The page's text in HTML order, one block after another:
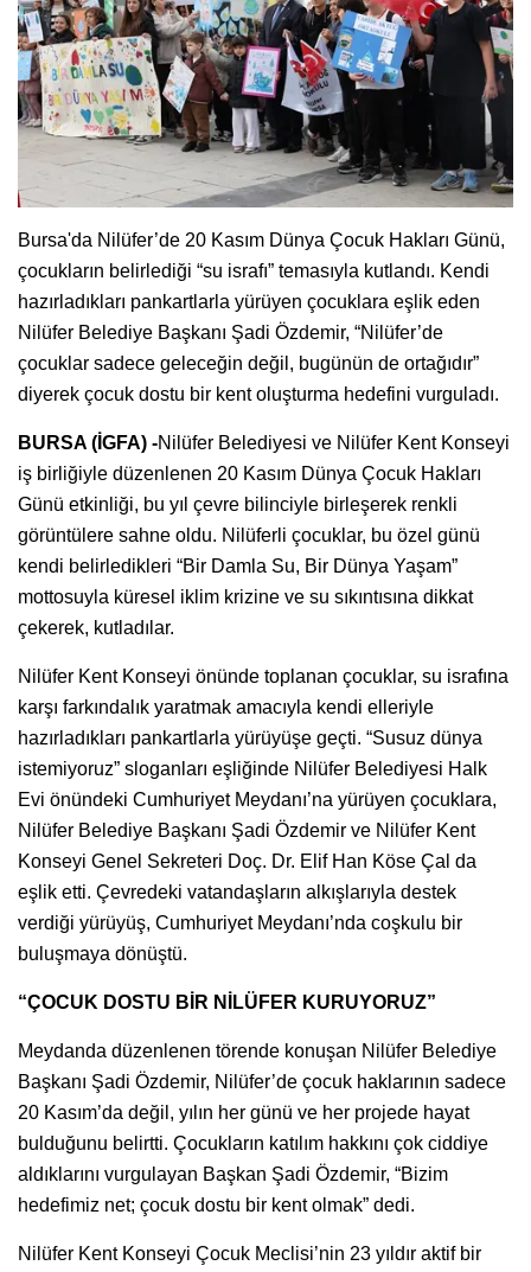
Bursa'da Nilüfer’de 20 Kasım Dünya Çocuk Hakları Günü,
çocukların belirlediği “su israfı” temasıyla kutlandı. Kendi
hazırladıkları pankartlarla yürüyen çocuklara eşlik eden
Nilüfer Belediye Başkanı Şadi Özdemir, “Nilüfer’de
çocuklar sadece geleceğin değil, bugünün de ortağıdır”
diyerek çocuk dostu bir kent oluşturma hedefini vurguladı.
BURSA (İGFA) -Nilüfer Belediyesi ve Nilüfer Kent Konseyi
iş birliğiyle düzenlenen 20 Kasım Dünya Çocuk Hakları
Günü etkinliği, bu yıl çevre bilinciyle birleşerek renkli
görüntülere sahne oldu. Nilüferli çocuklar, bu özel günü
kendi belirledikleri “Bir Damla Su, Bir Dünya Yaşam”
mottosuyla küresel iklim krizine ve su sıkıntısına dikkat
çekerek, kutladılar.
Nilüfer Kent Konseyi önünde toplanan çocuklar, su israfına
karşı farkındalık yaratmak amacıyla kendi elleriyle
hazırladıkları pankartlarla yürüyüşe geçti. “Susuz dünya
istemiyoruz” sloganları eşliğinde Nilüfer Belediyesi Halk
Evi önündeki Cumhuriyet Meydanı’na yürüyen çocuklara,
Nilüfer Belediye Başkanı Şadi Özdemir ve Nilüfer Kent
Konseyi Genel Sekreteri Doç. Dr. Elif Han Köse Çal da
eşlik etti. Çevredeki vatandaşların alkışlarıyla destek
verdiği yürüyüş, Cumhuriyet Meydanı’nda coşkulu bir
buluşmaya dönüştü.
“ÇOCUK DOSTU BİR NİLÜFER KURUYORUZ”
Meydanda düzenlenen törende konuşan Nilüfer Belediye
Başkanı Şadi Özdemir, Nilüfer’de çocuk haklarının sadece
20 Kasım’da değil, yılın her günü ve her projede hayat
bulduğunu belirtti. Çocukların katılım hakkını çok ciddiye
aldıklarını vurgulayan Başkan Şadi Özdemir, “Bizim
hedefimiz net; çocuk dostu bir kent olmak” dedi.
Nilüfer Kent Konseyi Çocuk Meclisi’nin 23 yıldır aktif bir